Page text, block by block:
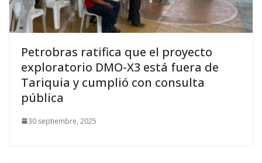
Petrobras ratifica que el proyecto
exploratorio DMO-X3 está fuera de
Tariquia y cumplió con consulta
pública
30 septiembre, 2025